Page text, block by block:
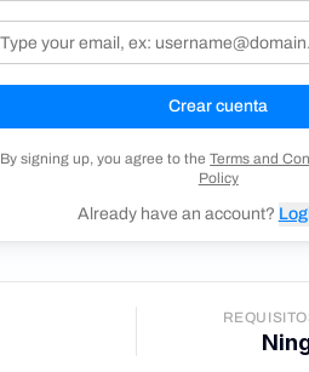
Crear cuenta
By signing up, you agree to theTerms and
Policy
Already have an account?